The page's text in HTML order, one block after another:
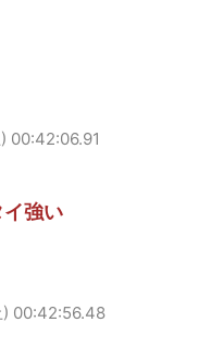
00:42:06.91
強い
00:42:56.48